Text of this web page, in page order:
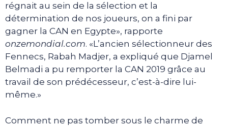
régnait au sein de la sélection et la
détermination de nos joueurs, on a fini par
gagner la CAN en Egypte», rapporte
onzemondial.com. «L’ancien sélectionneur des
Fennecs, Rabah Madjer, a expliqué que Djamel
Belmadi a pu remporter la CAN 2019 grâce au
travail de son prédécesseur, c’est-à-dire lui-
même.»
Comment ne pas tomber sous le charme de